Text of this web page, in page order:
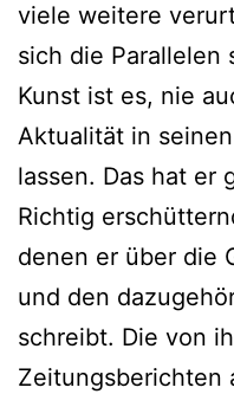
viele weitere
sich die Parallelen
Kunst ist es, nie
Aktualität in
lassen. Das hat er
Richtig
denen er über die
und den
schreibt. Die von
Zeitungsberichten